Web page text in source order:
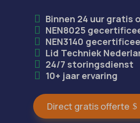
Binnen 24 uur gratis
NEN8025
NEN3140
Lid Techniek
24/7 storingsdienst
10+ jaar ervaring
Direct gratis offerte